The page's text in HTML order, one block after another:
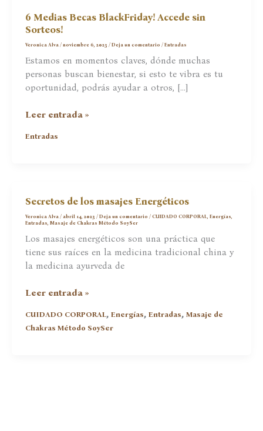
6 Medias Becas BlackFriday! Accede sin
Sorteos!
Veronica Alva/noviembre 6, 2023/Deja un comentario /Entradas
Estamos en momentos claves, dónde muchas
personas buscan bienestar, si esto te vibra es tu
oportunidad, podrás ayudar a otros, […]
6
Becas
Leer entrada »
Entradas
Secretos de los masajes Energéticos
Veronica Alva/ abril 14, 2023/Deja un comentario /CUIDADO CORPORAL,Energías,
Entradas,Masaje de Chakras Método SoySer
Los masajes energéticos son una práctica que
tiene sus raíces en la medicina tradicional china y
la medicina ayurveda de
Secretos
los
masajes
Leer entrada »
CUIDADO CORPORAL,Energías,Entradas,Masaje de
Chakras Método SoySer